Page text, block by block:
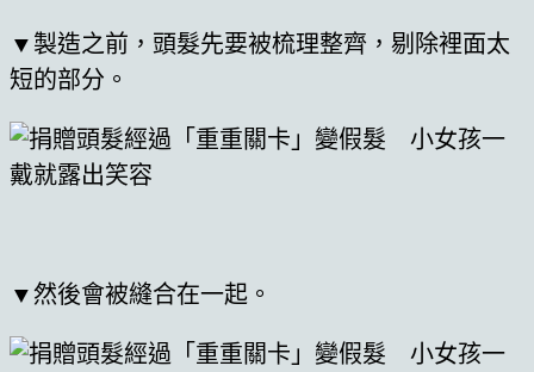
▼製造之前，頭髮先要被梳理整齊，剔除裡面太
短的部分。
▼然後會被縫合在一起。